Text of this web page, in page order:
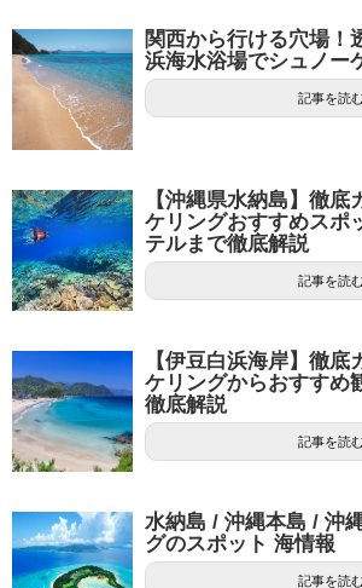
関西から行ける穴場！
浜海水浴場でシュノー
記事を読
【沖縄県水納島】徹
ケリングおすすめスポ
テルまで徹底解説
記事を読
【伊豆白浜海岸】徹
ケリングからおすすめ
徹底解説
記事を読
水納島 / 沖縄本島 / 沖
グのスポット 海情報
記事を読